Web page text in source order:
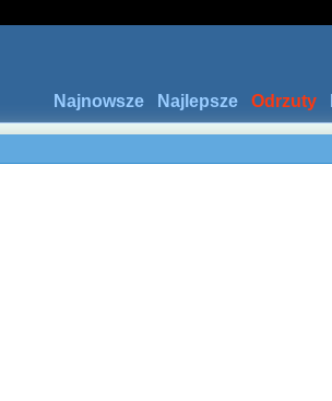
Odrzuty
Najlepsze
Najnowsze